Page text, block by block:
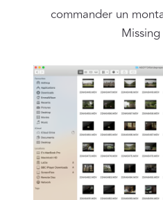
commander un